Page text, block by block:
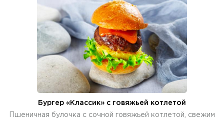
Бургер «Классик» с говяжьей котлетой
Пшеничная булочка с сочной говяжьей котлетой, свежим